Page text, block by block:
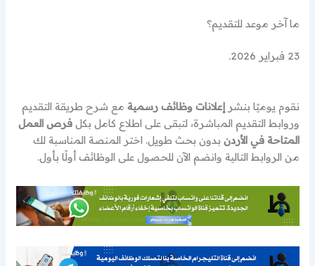
ما آخر موعد للتقديم؟
23 فبراير 2026.
نقوم يوميًا بنشرإعلانات وظائف رسمية مع شرح طريقة التقديم
وروابط التقديم المباشرة، لتبقى على اطلاع كامل بكلفرص العمل
المتاحة في الأردن بدون بحث طويل. اختر المنصة المناسبة لك
من الروابط التالية وانضم الآن للحصول على الوظائف أولًا بأول.